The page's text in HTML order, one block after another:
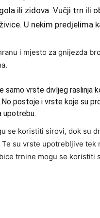
ili zidova. Vučji trn ili
U nekim predjelima
i mjesto za gnijezda
samo vrste divljeg raslinja
postoje i vrste koje su
upotrebu.
se koristiti sirovi, dok su
su vrste upotrebljive tek
trnine mogu se koristiti